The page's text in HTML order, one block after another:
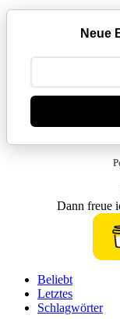
Neue
Dann freue
Beliebt
Letztes
Schlagwörter